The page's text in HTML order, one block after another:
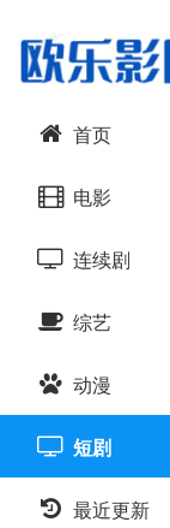
首页
电影
动作片
喜剧片
爱情片
科幻片
恐怖片
连续剧
国产剧
港台剧
日韩剧
欧美剧
综艺
大陆综艺
日韩综艺
港台综艺
动漫
国产动漫
日韩动漫
短剧
最近更新